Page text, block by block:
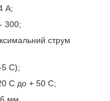
А;
300;
струм
5 С);
С до + 50 С;
мм